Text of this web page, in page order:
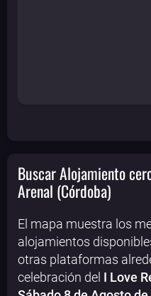
Buscar Alojamiento
Arenal (Córdoba)
El mapa muestra los
alojamientos
otras plataformas
celebración del I Love